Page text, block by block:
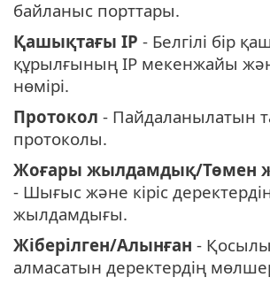
байланыс порттары.
Қашықтағы IP - Белгілі бір
құрылғының IP мекенжайы
нөмірі.
Протокол - Пайдаланылатын
протоколы.
Жоғары жылдамдық/Төмен
- Шығыс және кіріс
жылдамдығы.
Жіберілген/Алынған -
алмасатын деректердің